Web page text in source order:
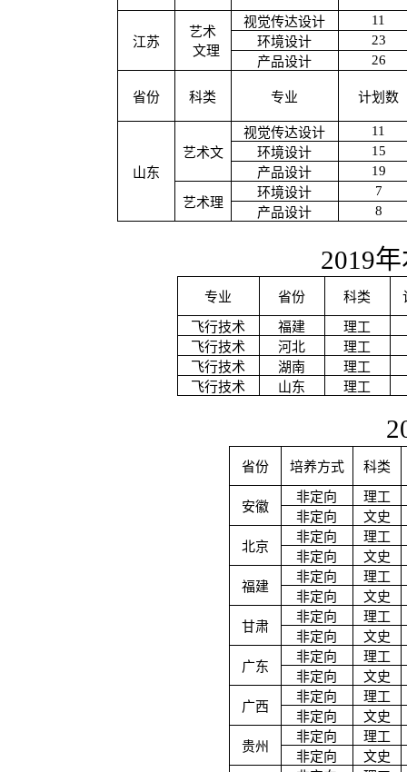
江苏
艺术
文理
视觉传达设计
11
环境设计
23
产品设计
26
省份 科类 专业 计划数
山东
艺术文
视觉传达设计
11
环境设计
15
产品设计
19
艺术理
环境设计
7
产品设计
8
2019
专业 省份 科类
飞行技术 福建
理工
飞行技术
河北
理工
飞行技术
湖南
理工
飞行技术
山东 理工
省份 培养方式 科类
安徽
非定向
理工
非定向
文史
北京
非定向
理工
非定向
文史
福建
非定向
理工
非定向
文史
甘肃
非定向
理工
非定向
文史
广东
非定向
理工
非定向
文史
广西
非定向
理工
非定向
文史
贵州
非定向
理工
非定向
文史